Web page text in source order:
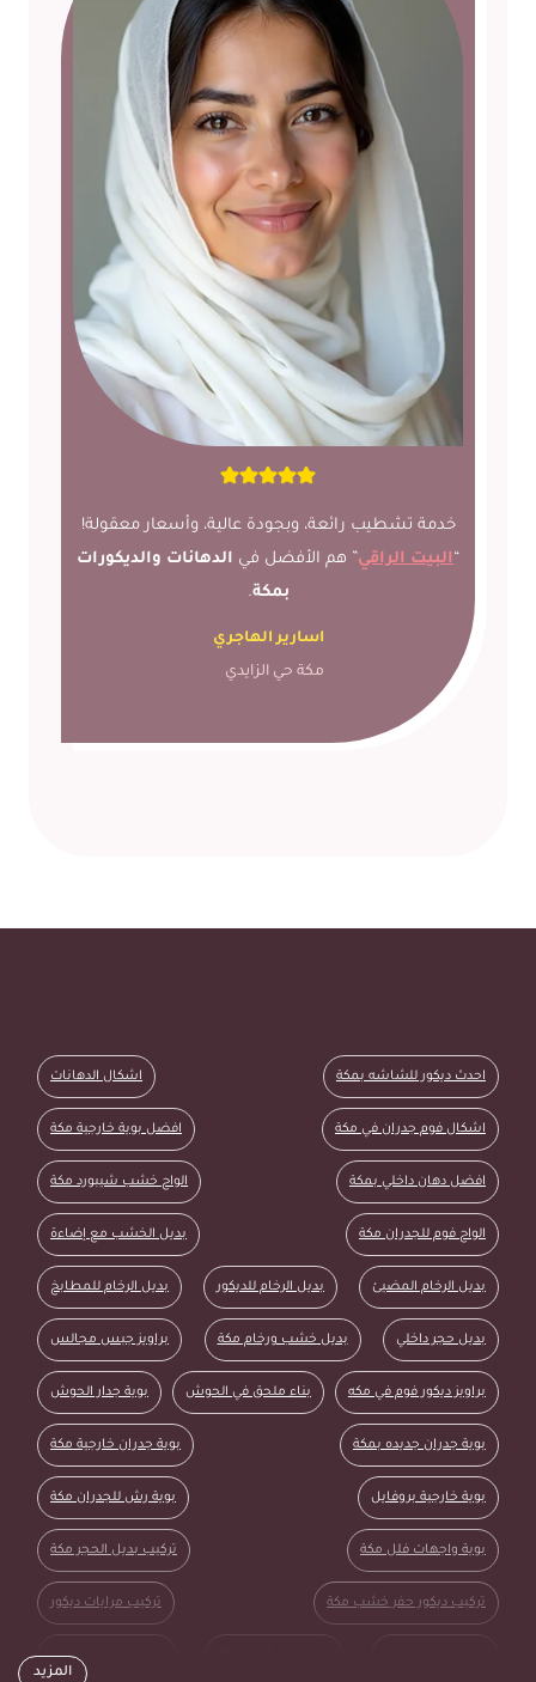
خدمة تشطيب رائعة، وبجودة عالية، وأسعار معقولة!
“البيت الراقي” هم الأفضل في الدهانات والديكورات
بمكة.
اسارير الهاجري
مكة حي الزايدي
احدث ديكور للشاشه بمكة اشكال الدهانات
اشكال فوم جدران في مكة افضل بوية خارجية مكة
افضل دهان داخلي بمكة الواح خشب شيبورد مكة
الواح فوم للجدران مكة بديل الخشب مع إضاءة
بديل الرخام المضيئ بديل الرخام للديكور بديل الرخام للمطابخ
بديل حجر داخلي بديل خشب ورخام مكة براويز جبس مجالس
براويز ديكور فوم في مكه بناء ملحق في الحوش بوية جدار الحوش
بوية جدران جديده بمكة بوية جدران خارجية مكة
بوية خارجية بروفايل بوية رش للجدران مكة
بوية واجهات فلل مكة تركيب بديل الحجر مكة
تركيب ديكور حفر خشب مكة تركيب مرايات ديكور
تشطيب شقق مكة
المزيد